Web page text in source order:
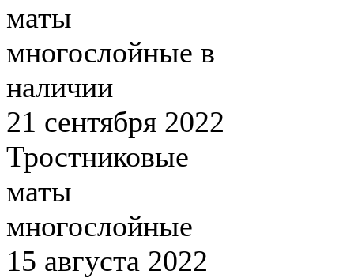
маты
многослойные в
наличии
21 сентября 2022
Тростниковые
маты
многослойные
15 августа 2022